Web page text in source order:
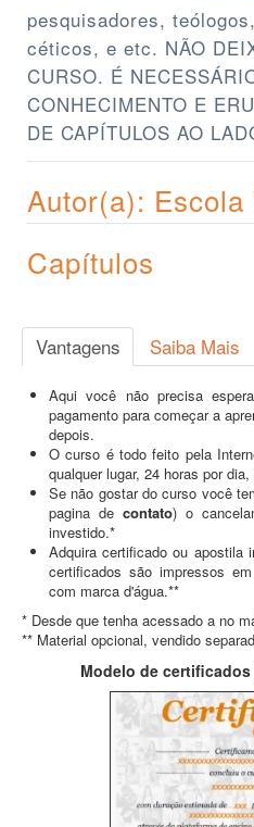
pesquisadores,
céticos, e etc. NÃO
CURSO. É
CONHECIMENTO E
DE CAPÍTULOS AO
Autor(a):
Capítulos
Vantagens Saiba Mais
Aqui você não precisa
pagamento para começar a
depois.
O curso é todo feito pela
qualquer lugar, 24 horas por
Se não gostar do curso você
pagina de contato) o
investido.*
Adquira certificado ou apostila
certificados são impressos
com marca d'água.**
* Desde que tenha acessado a no
** Material opcional, vendido
Modelo de